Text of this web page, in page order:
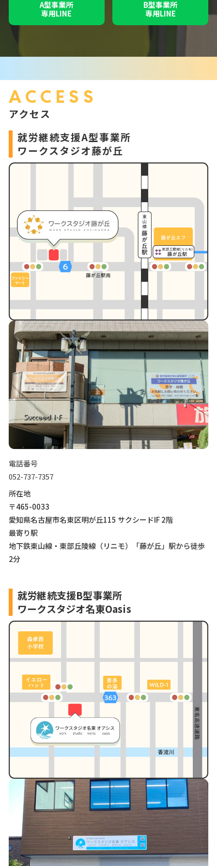
A型事業所
専用LINE
B型事業所
専用LINE
ACCESS
アクセス
就労継続支援A型事業所
ワークスタジオ藤が丘
電話番号
052-737-7357
所在地
〒465-0033
愛知県名古屋市名東区明が丘115 サクシードIF 2階
最寄り駅
地下鉄東山線・東部丘陵線（リニモ）「藤が丘」駅から徒歩
2分
就労継続支援B型事業所
ワークスタジオ名東Oasis